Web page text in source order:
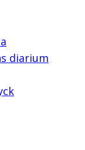
diarium